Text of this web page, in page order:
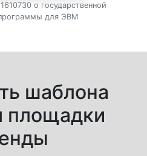
о государственной
для ЭВМ
шаблона
площадки